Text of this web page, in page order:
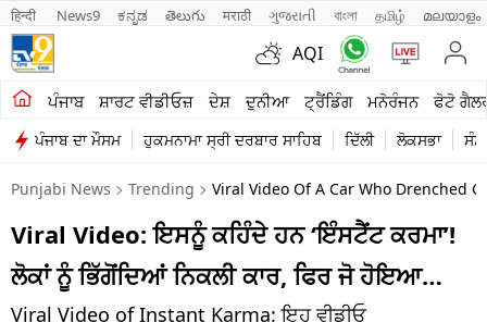
हिन्दी News9 ಕನ್ನಡ తెలుగు मराठी ગુજરાતી বাংলা தமிழ் മലയാളം
AQI
ਪੰਜਾਬ ਸ਼ਾਰਟ ਵੀਡੀਓਜ਼ ਦੇਸ਼ ਦੁਨੀਆ ਟ੍ਰੈਂਡਿੰਗ ਮਨੋਰੰਜਨ ਫੋਟੋ
ਪੰਜਾਬ ਦਾ ਮੌਸਮ ਹੁਕਮਨਾਮਾ ਸ੍ਰੀ ਦਰਬਾਰ ਸਾਹਿਬ ਦਿੱਲੀ ਲੋਕਸਭਾ
ਖੇਤੀਬਾੜੀ
ਸ਼ਾਰਟ ਵੀਡੀਓਜ਼
ਕਾਰੋਬਾਰ
ਕਰਿਅਰ
ਮਨੋਰੰਜਨ
Punjabi News Trending Viral Video Of A Car Who Drenched
Viral Video: ਇਸਨੂੰ ਕਹਿੰਦੇ ਹਨ ‘ਇੰਸਟੈਂਟ ਕਰਮਾ’!
ਲੋਕਾਂ ਨੂੰ ਭਿੱਗੋਂਦਿਆਂ ਨਿਕਲੀ ਕਾਰ, ਫਿਰ ਜੋ ਹੋਇਆ…
Viral Video of Instant Karma: ਇਹ ਵੀਡੀਓ